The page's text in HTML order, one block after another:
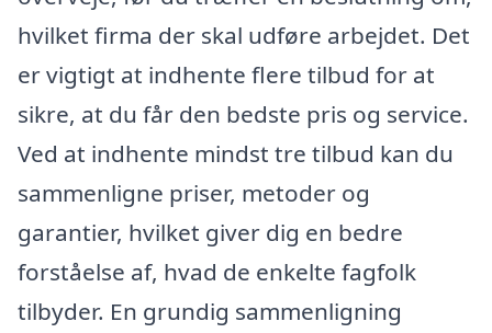
hvilket firma der skal udføre arbejdet. Det
er vigtigt at indhente flere tilbud for at
sikre, at du får den bedste pris og service.
Ved at indhente mindst tre tilbud kan du
sammenligne priser, metoder og
garantier, hvilket giver dig en bedre
forståelse af, hvad de enkelte fagfolk
tilbyder. En grundig sammenligning